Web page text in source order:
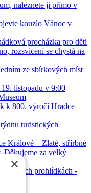
naleznete ji přímo v
kouzlo Vánoc v
procházka pro děti
rozsvícení se chystá na
ze sbírkových míst
listopadu v 9:00
k 800. výročí Hradce
turistických
Králové – Zlaté, střírbné
Děkujeme za velký
prohlídkách -
×